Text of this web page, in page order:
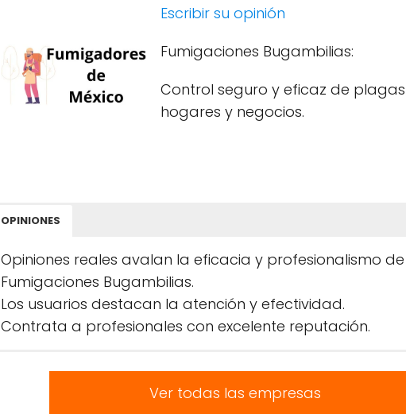
Escribir su opinión
Fumigaciones Bugambilias:
Control seguro y eficaz de
hogares y negocios.
OPINIONES
Opiniones reales avalan la eficacia y profesionalismo de
Fumigaciones Bugambilias.
Los usuarios destacan la atención y efectividad.
Contrata a profesionales con excelente reputación.
Ver todas las empresas